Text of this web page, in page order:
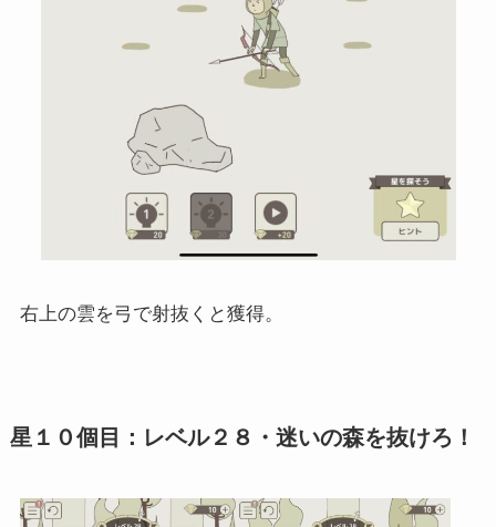
右上の雲を弓で射抜くと獲得。
星１０個目：レベル２８・迷いの森を抜けろ！